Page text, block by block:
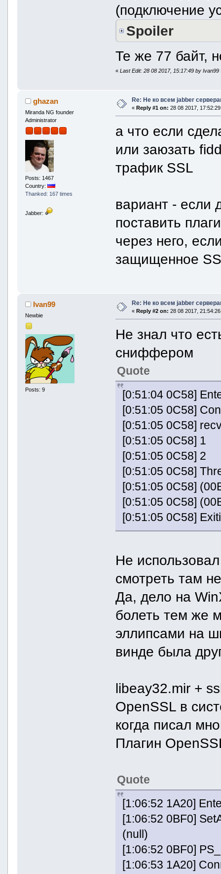
(подключение
Spoiler
Те же 77 байт,
«Last Edit: 28 08 2017, 15:17:49 by Ivan99
ghazan
Miranda NG founder
Administrator
Posts: 1467
Country:
Thanked: 167 times
Jabber:
Re: Не ко всем jabber
« Reply #1 on: 28 08 2017,
а что если
или заюзать
трафик SSL
вариант - если
поставить
через него,
защищенное
Ivan99
Newbie
Posts: 9
Re: Не ко всем jabber
« Reply #2 on: 28 08 2017,
Не знал что
сниффером
Quote
[0:51:04 0C58]
[0:51:05 0C58]
[0:51:05 0C58]
[0:51:05 0C58] 1
[0:51:05 0C58] 2
[0:51:05 0C58]
[0:51:05 0C58]
[0:51:05 0C58]
[0:51:05 0C58]
Не
смотреть там
Да, дело на
болеть тем же
эллипсами на
винде была
libeay32.mir +
OpenSSL в
когда писал
Плагин
Quote
[1:06:52 1A20]
[1:06:52 0BF0]
(null)
[1:06:52 0BF0]
[1:06:53 1A20]